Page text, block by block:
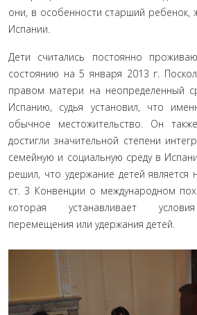
они, в особенности старший ребенок,
Ис­пании.
Дети считались постоянно
состоянию на 5 января 2013 г.
правом матери на неопределенный
Ис­панию, судья установил, что
обыч­ное местожительство. Он
достигли значительной степени
семейную и социальную среду в
решил, что удержание детей
ст. 3 Конвенции о международном
ко­торая устанавливает
перемещения или удержания детей.